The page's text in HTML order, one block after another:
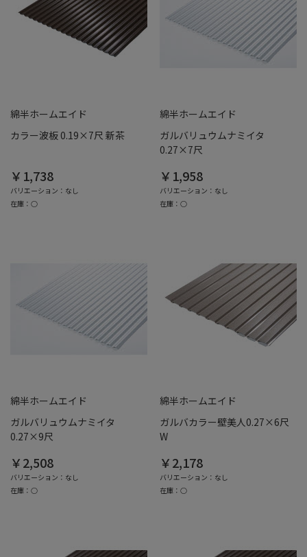
綿半ホームエイド
カラー波板 0.19×7尺 新茶
￥1,738
バリエーション：なし
在庫：○
綿半ホームエイド
ガルバリュウムナミイタ
0.27×7尺
￥1,958
バリエーション：なし
在庫：○
綿半ホームエイド
ガルバリュウムナミイタ
0.27×9尺
￥2,508
バリエーション：なし
在庫：○
綿半ホームエイド
ガルバカラー壁美人0.27×6尺
W
￥2,178
バリエーション：なし
在庫：○